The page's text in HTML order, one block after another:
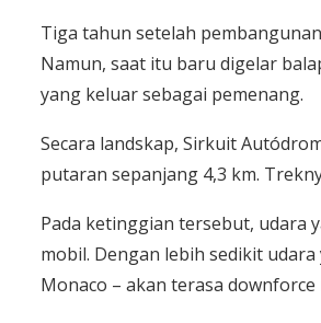
Tiga tahun setelah
Namun, saat itu baru digelar
yang keluar sebagai pemenang.
Secara landskap, Sirkuit
putaran sepanjang 4,3 km.
Pada ketinggian tersebut, udara
mobil. Dengan lebih sedikit
Monaco – akan terasa